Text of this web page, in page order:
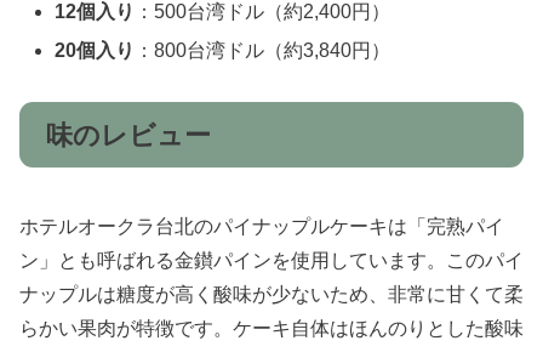
12個入り ：500台湾ドル（約2,400円）
20個入り ：800台湾ドル（約3,840円）
味のレビュー
ホテルオークラ台北のパイナップルケーキは「完熟パイ
ン」とも呼ばれる金鑚パインを使用しています。このパイ
ナップルは糖度が高く酸味が少ないため、非常に甘くて柔
らかい果肉が特徴です。ケーキ自体はほんのりとした酸味